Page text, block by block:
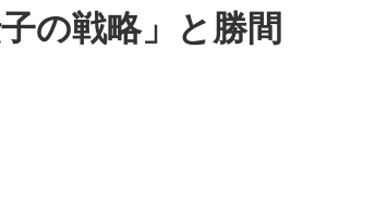
の戦略」と勝間